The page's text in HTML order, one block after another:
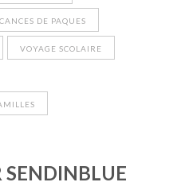
DE PAQUES
VOYAGE SCOLAIRE
SENDINBLUE